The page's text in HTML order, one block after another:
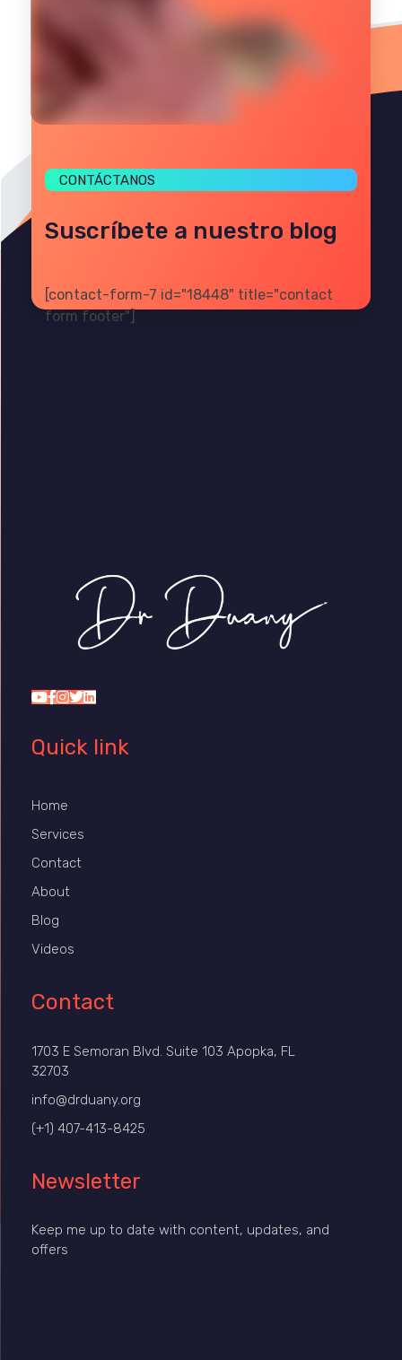
CONTÁCTANOS
Suscríbete a nuestro blog
[contact-form-7 id="18448" title="contact
form footer"]
Quick link
Home
Services
Contact
About
Blog
Videos
Contact
1703 E Semoran Blvd. Suite 103 Apopka, FL
32703
info@drduany.org
(+1) 407-413-8425
Newsletter
Keep me up to date with content, updates, and
offers